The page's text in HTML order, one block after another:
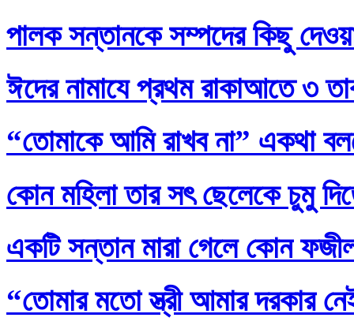
পালক সন্তানকে সম্পদের কিছু
ঈদের নামাযে প্রথম রাকাআতে ৩
“তোমাকে আমি রাখব না” একথা
কোন মহিলা তার সৎ ছেলেকে চুমু
একটি সন্তান মারা গেলে কোন
“তোমার মতো স্ত্রী আমার দরকার